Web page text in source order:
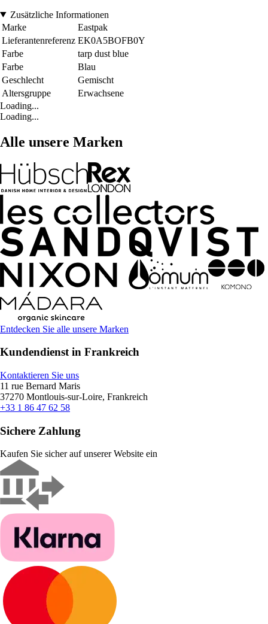
Zusätzliche Informationen
Marke
Eastpak
Lieferantenreferenz EK0A5BOFB0Y
Farbe
tarp dust blue
Farbe
Blau
Geschlecht
Gemischt
Altersgruppe
Erwachsene
Loading...
Loading...
Alle unsere Marken
Entdecken Sie alle unsere Marken
Kundendienst in Frankreich
Kontaktieren Sie uns
11 rue Bernard Maris
37270 Montlouis-sur-Loire, Frankreich
+33 1 86 47 62 58
Sichere Zahlung
Kaufen Sie sicher auf unserer Website ein